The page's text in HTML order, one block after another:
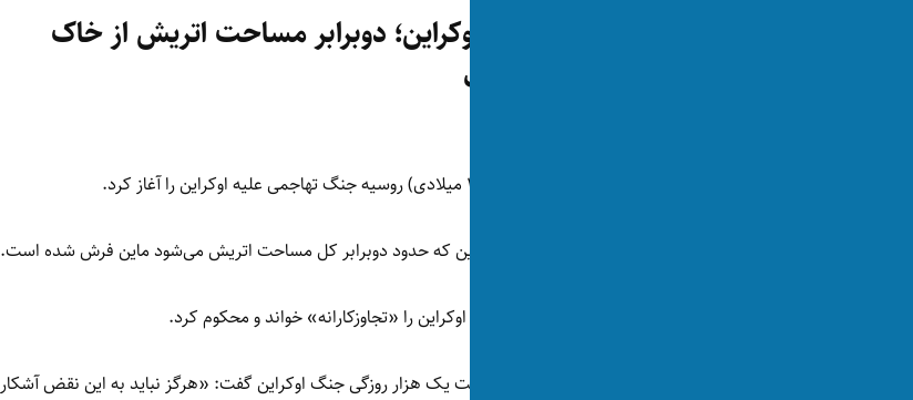
۱۰۰۰ روزگی تهاجم روسیه به اوکراین؛ دوبرابر مساحت اتریش از خاک
اوکراین ماین فرش شده است
اتریش یکی از نخستین کشورهایی بود که جنگ اوکراین را «تجاوزکارانه» خواند و محکوم کرد.
الکساندر شالنبرگ، وزیر خارجه اتریش به مناسبت یک هزار روزگی جنگ اوکراین گفت: «هرگز نباید به این نقض آشکار